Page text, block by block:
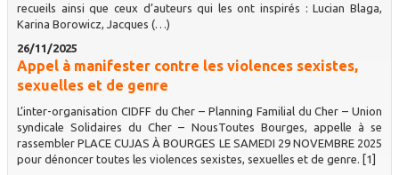
recueils ainsi que ceux d’auteurs qui les ont inspirés : Lucian Blaga,
Karina Borowicz, Jacques (…)
26/11/2025
Appel à manifester contre les violences sexistes,
sexuelles et de genre
L’inter-organisation CIDFF du Cher – Planning Familial du Cher – Union
syndicale Solidaires du Cher – NousToutes Bourges, appelle à se
rassembler PLACE CUJAS À BOURGES LE SAMEDI 29 NOVEMBRE 2025
pour dénoncer toutes les violences sexistes, sexuelles et de genre. [1]